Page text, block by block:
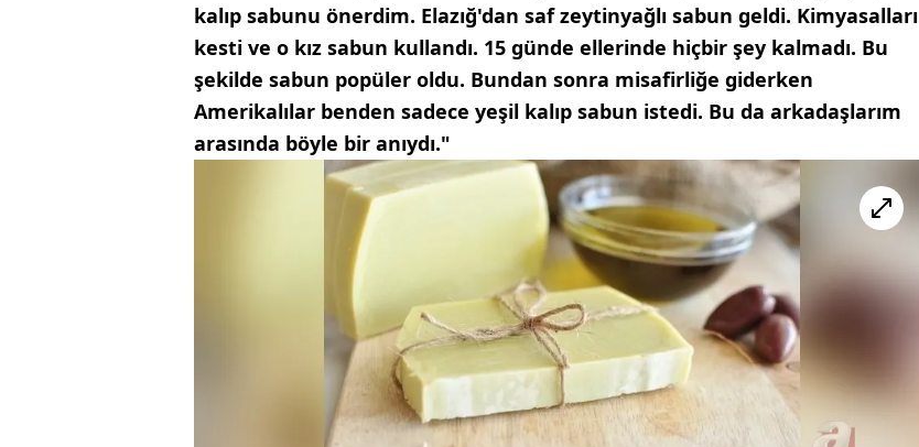
kalıp sabunu önerdim. Elazığ'dan saf zeytinyağlı sabun geldi. Kimyasalları
kesti ve o kız sabun kullandı. 15 günde ellerinde hiçbir şey kalmadı. Bu
şekilde sabun popüler oldu. Bundan sonra misafirliğe giderken
Amerikalılar benden sadece yeşil kalıp sabun istedi. Bu da arkadaşlarım
arasında böyle bir anıydı."